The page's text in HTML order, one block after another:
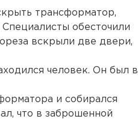
трансформатор,
Специалисты обесточили
вскрыли две двери,
человек. Он был в
и собирался
что в заброшенной